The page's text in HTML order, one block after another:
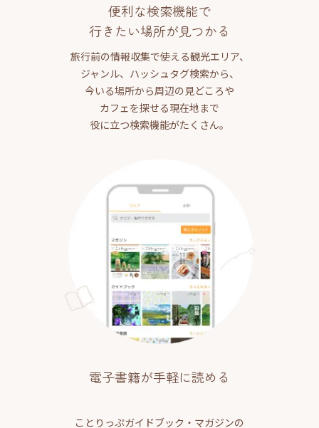
便利な検索機能で
行きたい場所が見つかる
旅行前の情報収集で使える観光エリア、
ジャンル、ハッシュタグ検索から、
今いる場所から周辺の見どころや
カフェを探せる現在地まで
役に立つ検索機能がたくさん。
電子書籍が手軽に読める
ことりっぷガイドブック・マガジンの